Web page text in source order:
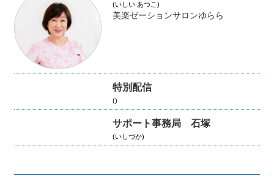
(いしい あつこ)
美楽ゼーションサロンゆらら
特別配信
()
サポート事務局 石塚
(いしづか)